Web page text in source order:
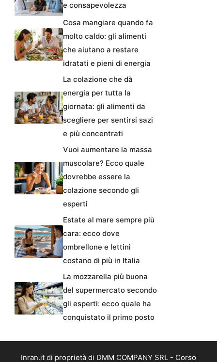
e consapevolezza
Cosa mangiare quando fa
molto caldo: gli alimenti
che aiutano a restare
idratati e pieni di energia
La colazione che dà
energia per tutta la
giornata: gli alimenti da
scegliere per sentirsi sazi
e più concentrati
Vuoi aumentare la massa
muscolare? Ecco quale
dovrebbe essere la
colazione secondo gli
esperti
Estate al mare sempre più
cara: ecco dove
ombrellone e lettini
costano di più in Italia
La mozzarella più buona
del supermercato secondo
gli esperti: ecco quale ha
conquistato il primo posto
Inran.it di proprietà di DMM COMPANY SRL - Corso